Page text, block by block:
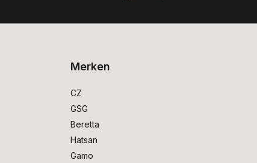
Merken
CZ
GSG
Beretta
Hatsan
Gamo